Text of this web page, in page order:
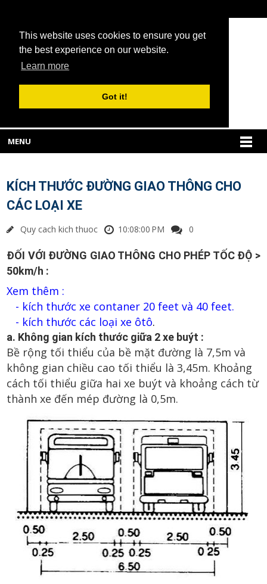
This website uses cookies to ensure you get
the best experience on our website.
Learn more
Got it!
MENU
KÍCH THƯỚC ĐƯỜNG GIAO THÔNG CHO
CÁC LOẠI XE
Quy cach kich thuoc 10:08:00 PM 0
ĐỐI VỚI ĐƯỜNG GIAO THÔNG CHO PHÉP TỐC ĐỘ >
50km/h :
Xem thêm :
- kích thước xe contaner 20 feet và 40 feet.
- kích thước các loại xe ôtô.
a. Không gian kích thước giữa 2 xe buýt :
Bề rộng tối thiểu của bề mặt đường là 7,5m và
không gian chiều cao tối thiểu là 3,45m. Khoảng
cách tối thiểu giữa hai xe buýt và khoảng cách từ
thành xe đến mép đường là 0,5m.